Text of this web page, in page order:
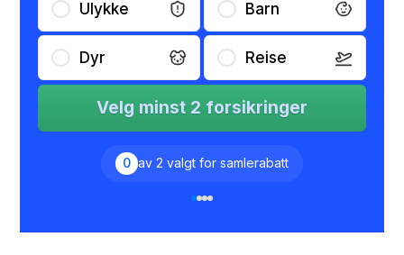
Ulykke Barn
Dyr Reise
Velg minst 2 forsikringer
0 av 2 valgt for samlerabatt